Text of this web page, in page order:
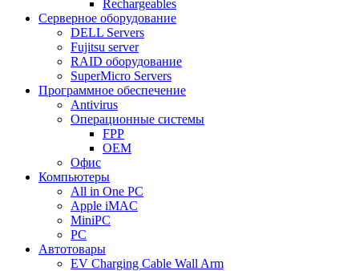
Rechargeables
Серверное оборудование
DELL Servers
Fujitsu server
RAID оборудование
SuperMicro Servers
Программное обеспечение
Antivirus
Операционные системы
FPP
OEM
Офис
Компьютеры
All in One PC
Apple iMAC
MiniPC
PC
Автотовары
EV Charging Cable Wall Arm